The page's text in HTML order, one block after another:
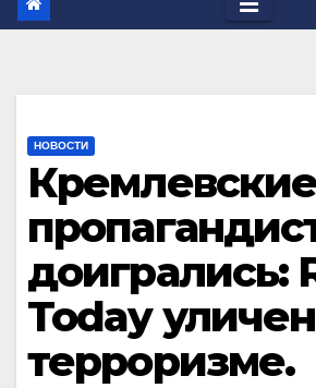
НОВОСТИ
доигрались:
Today
терроризме.